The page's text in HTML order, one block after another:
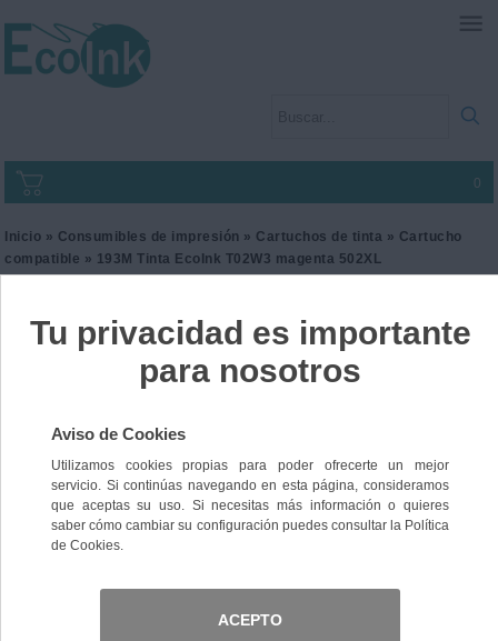
0
Inicio » Consumibles de impresión » Cartuchos de tinta » Cartucho
compatible » 193M Tinta EcoInk T02W3 magenta 502XL
193M Tinta EcoInk T02W3
magenta 502XL
Ref. I2EPST02W3